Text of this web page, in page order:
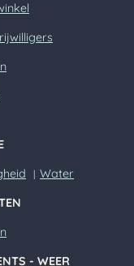
| Water
- WEER